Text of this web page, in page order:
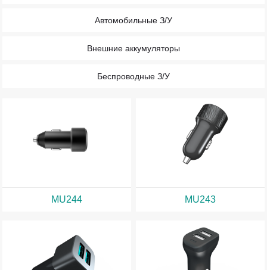
Автомобильные З/У
Внешние аккумуляторы
Беспроводные З/У
MU244 MU243